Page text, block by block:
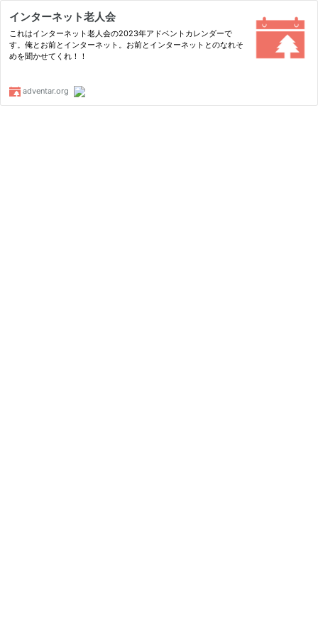
インターネット老人会
これはインターネット老人会の2023年アドベントカレンダーで
す。俺とお前とインターネット。お前とインターネットとのなれそ
めを聞かせてくれ！！
adventar.org